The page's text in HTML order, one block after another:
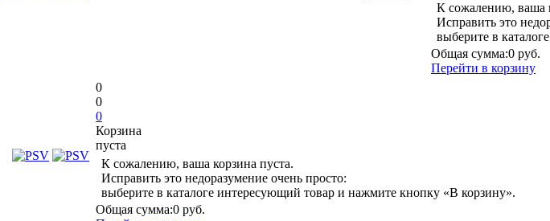
К сожалению, ваша
Исправить это
выберите в
Общая сумма:0 руб.
Перейти в корзину
0
0
0
Корзина
пуста
К сожалению, ваша корзина пуста.
Исправить это недоразумение очень просто:
выберите в каталоге интересующий товар и нажмите кнопку «В корзину».
Общая сумма:0 руб.